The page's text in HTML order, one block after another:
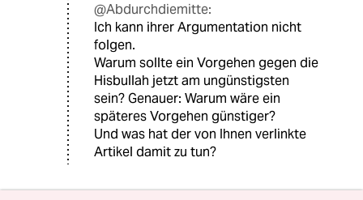
@Abdurchdiemitte:
Ich kann ihrer Argumentation nicht
folgen.
Warum sollte ein Vorgehen gegen die
Hisbullah jetzt am ungünstigsten
sein? Genauer: Warum wäre ein
späteres Vorgehen günstiger?
Und was hat der von Ihnen verlinkte
Artikel damit zu tun?